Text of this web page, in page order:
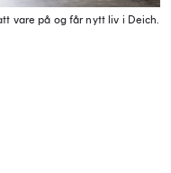
vare på og får nytt liv i Deich.